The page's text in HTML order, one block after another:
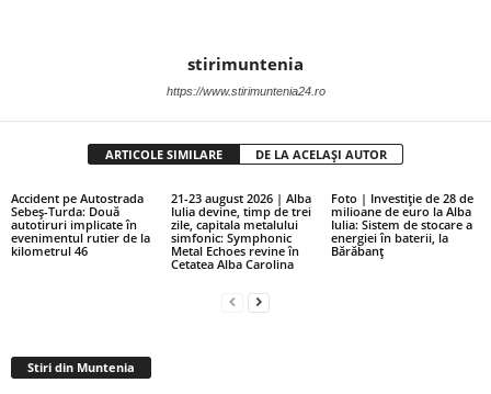
stirimuntenia
https://www.stirimuntenia24.ro
ARTICOLE SIMILARE DE LA ACELAȘI AUTOR
Accident pe Autostrada
Sebeș-Turda: Două
autotiruri implicate în
evenimentul rutier de la
kilometrul 46
21-23 august 2026 | Alba
Iulia devine, timp de trei
zile, capitala metalului
simfonic: Symphonic
Metal Echoes revine în
Cetatea Alba Carolina
Foto | Investiție de 28 de
milioane de euro la Alba
Iulia: Sistem de stocare a
energiei în baterii, la
Bărăbanț
Stiri din Muntenia